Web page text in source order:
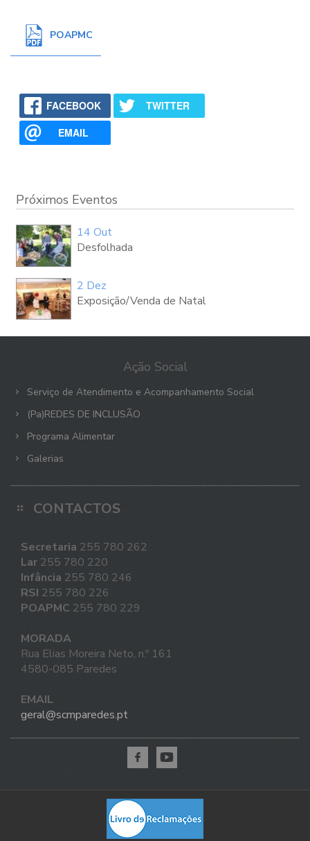
POAPMC
FACEBOOK
TWITTER
EMAIL
Próximos Eventos
14 Out
Desfolhada
2 Dez
Exposição/Venda de Natal
Ação Social
Serviço de Atendimento e Acompanhamento Social
(Pa)REDES DE INCLUSÃO
Programa Alimentar
Galerias
CONTACTOS
Secretaria 255 780 262
Lar 255 780 220
Infância 255 780 246
RSI 255 780 226
POAPMC 255 780 229
MORADA
Rua Elias Moreira Neto, n.º 161
4580-085 Paredes
EMAIL
geral@scmparedes.pt